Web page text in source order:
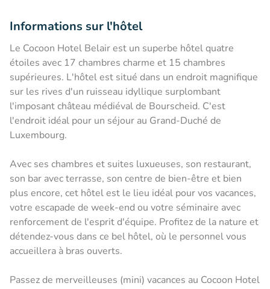
Informations sur l'hôtel
Le Cocoon Hotel Belair est un superbe hôtel quatre
étoiles avec 17 chambres charme et 15 chambres
supérieures. L'hôtel est situé dans un endroit magnifique
sur les rives d'un ruisseau idyllique surplombant
l'imposant château médiéval de Bourscheid. C'est
l'endroit idéal pour un séjour au Grand-Duché de
Luxembourg.
Avec ses chambres et suites luxueuses, son restaurant,
son bar avec terrasse, son centre de bien-être et bien
plus encore, cet hôtel est le lieu idéal pour vos vacances,
votre escapade de week-end ou votre séminaire avec
renforcement de l'esprit d'équipe. Profitez de la nature et
détendez-vous dans ce bel hôtel, où le personnel vous
accueillera à bras ouverts.
Passez de merveilleuses (mini) vacances au Cocoon Hotel